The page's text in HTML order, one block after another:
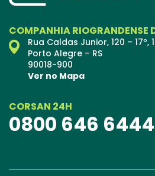
COMPANHIA RIOGRANDENSE
Rua Caldas Junior, 120 – 17º,
Porto Alegre – RS
90018-900
Ver no Mapa
CORSAN 24H
0800 646 6444